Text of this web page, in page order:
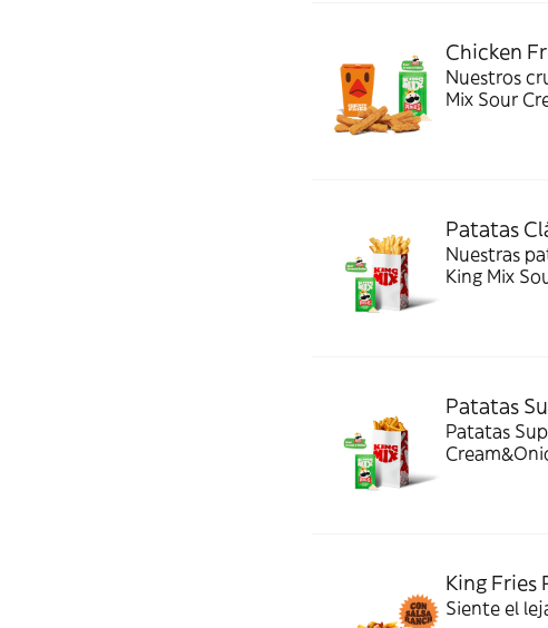
Chicken
Nuestros
Mix Sour
Patatas
Nuestras patatas de
King Mix
Patatas
Patatas
King Fries
Siente el